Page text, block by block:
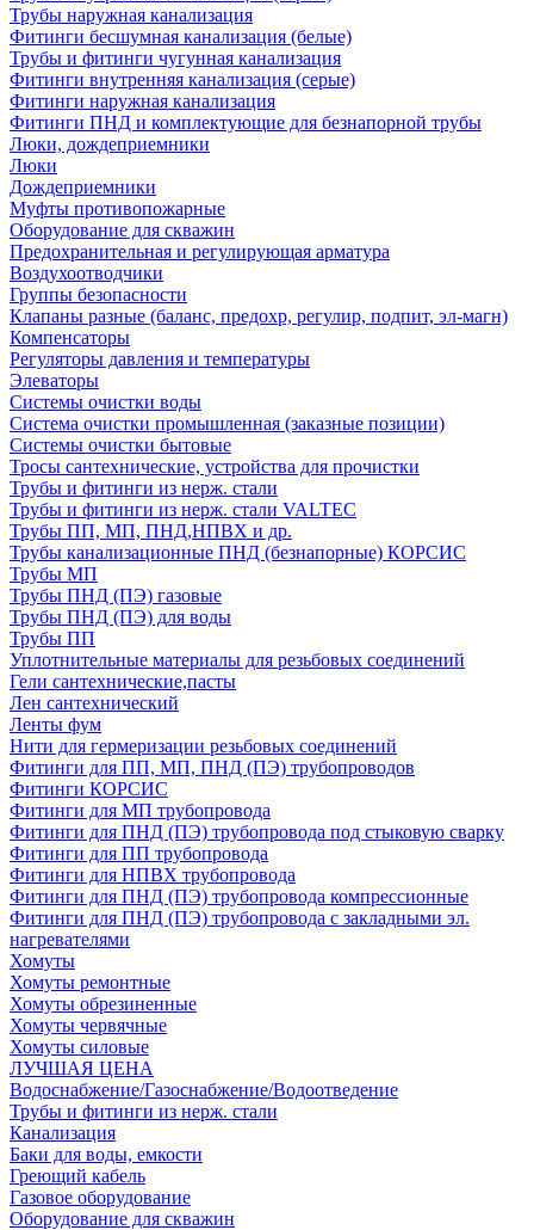
Трубы наружная канализация
Фитинги бесшумная канализация (белые)
Трубы и фитинги чугунная канализация
Фитинги внутренняя канализация (серые)
Фитинги наружная канализация
Фитинги ПНД и комплектующие для безнапорной трубы
Люки, дождеприемники
Люки
Дождеприемники
Муфты противопожарные
Оборудование для скважин
Предохранительная и регулирующая арматура
Воздухоотводчики
Группы безопасности
Клапаны разные (баланс, предохр, регулир, подпит, эл-магн)
Компенсаторы
Регуляторы давления и температуры
Элеваторы
Системы очистки воды
Система очистки промышленная (заказные позиции)
Системы очистки бытовые
Тросы сантехнические, устройства для прочистки
Трубы и фитинги из нерж. стали
Трубы и фитинги из нерж. стали VALTEC
Трубы ПП, МП, ПНД,НПВХ и др.
Трубы канализационные ПНД (безнапорные) КОРСИС
Трубы МП
Трубы ПНД (ПЭ) газовые
Трубы ПНД (ПЭ) для воды
Трубы ПП
Уплотнительные материалы для резьбовых соединений
Гели сантехнические,пасты
Лен сантехнический
Ленты фум
Нити для гермеризации резьбовых соединений
Фитинги для ПП, МП, ПНД (ПЭ) трубопроводов
Фитинги КОРСИС
Фитинги для МП трубопровода
Фитинги для ПНД (ПЭ) трубопровода под стыковую сварку
Фитинги для ПП трубопровода
Фитинги для НПВХ трубопровода
Фитинги для ПНД (ПЭ) трубопровода компрессионные
Фитинги для ПНД (ПЭ) трубопровода с закладными эл.
нагревателями
Хомуты
Хомуты ремонтные
Хомуты обрезиненные
Хомуты червячные
Хомуты силовые
ЛУЧШАЯ ЦЕНА
Водоснабжение/Газоснабжение/Водоотведение
Трубы и фитинги из нерж. стали
Канализация
Баки для воды, емкости
Греющий кабель
Газовое оборудование
Оборудование для скважин